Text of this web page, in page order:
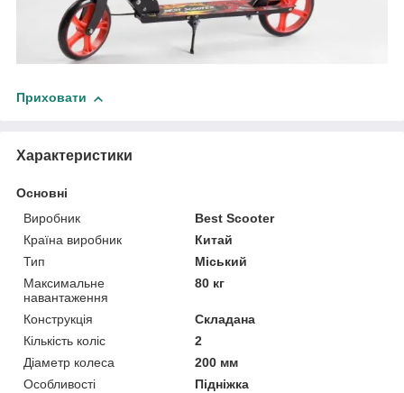
Приховати
Характеристики
Основні
Виробник
Best Scooter
Країна виробник
Китай
Тип
Міський
Максимальне
навантаження
80 кг
Конструкція
Складана
Кількість коліс
2
Діаметр колеса
200 мм
Особливості
Підніжка